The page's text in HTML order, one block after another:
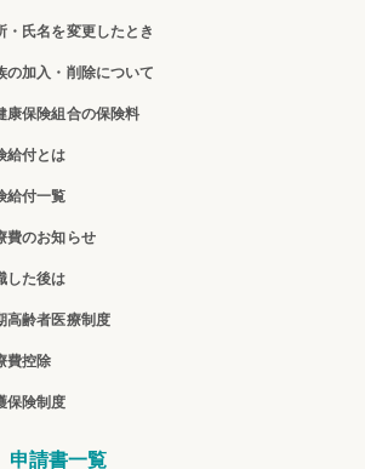
・氏名を変更したとき
の加入・削除について
康保険組合の保険料
給付とは
給付一覧
費のお知らせ
した後は
高齢者医療制度
費控除
保険制度
申請書一覧